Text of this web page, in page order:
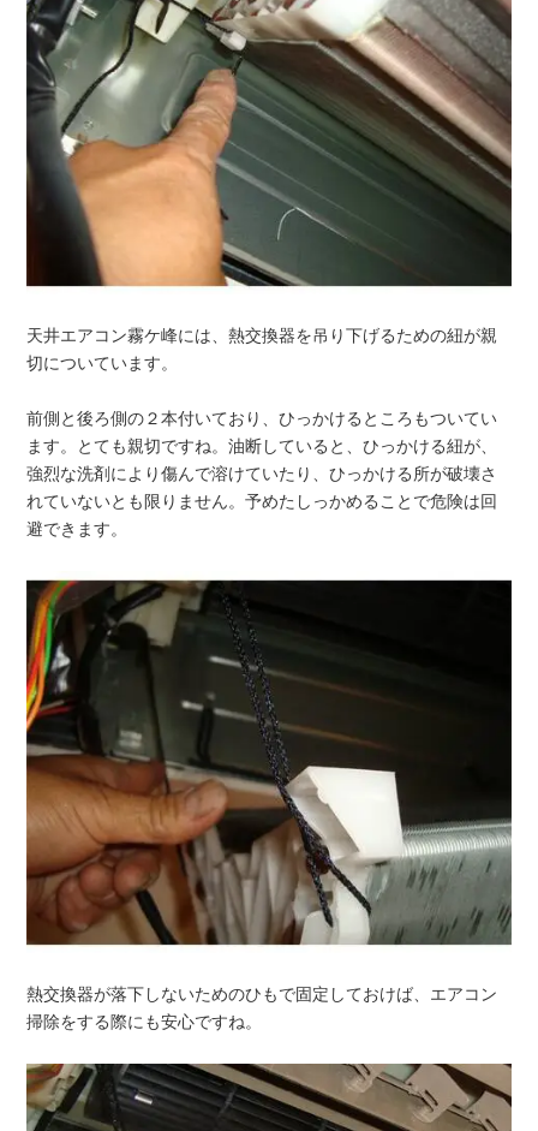
天井エアコン霧ケ峰には、熱交換器を吊り下げるための紐が親
切についています。
前側と後ろ側の２本付いており、ひっかけるところもついてい
ます。とても親切ですね。油断していると、ひっかける紐が、
強烈な洗剤により傷んで溶けていたり、ひっかける所が破壊さ
れていないとも限りません。予めたしっかめることで危険は回
避できます。
熱交換器が落下しないためのひもで固定しておけば、エアコン
掃除をする際にも安心ですね。